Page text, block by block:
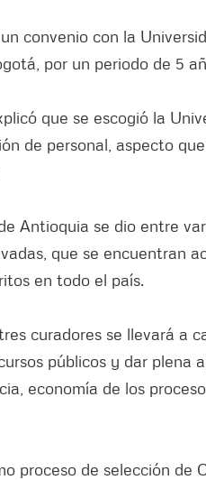
convenio con la
por un periodo de 5
que se escogió la
de personal, aspecto
Antioquia se dio entre
que se encuentran
en todo el país.
curadores se llevará a
públicos y dar plena
economía de los
proceso de selección de